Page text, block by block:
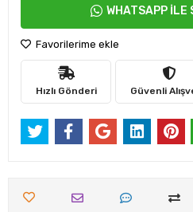
WHATSAPP İLE
Favorilerime ekle
Hızlı Gönderi Güvenli